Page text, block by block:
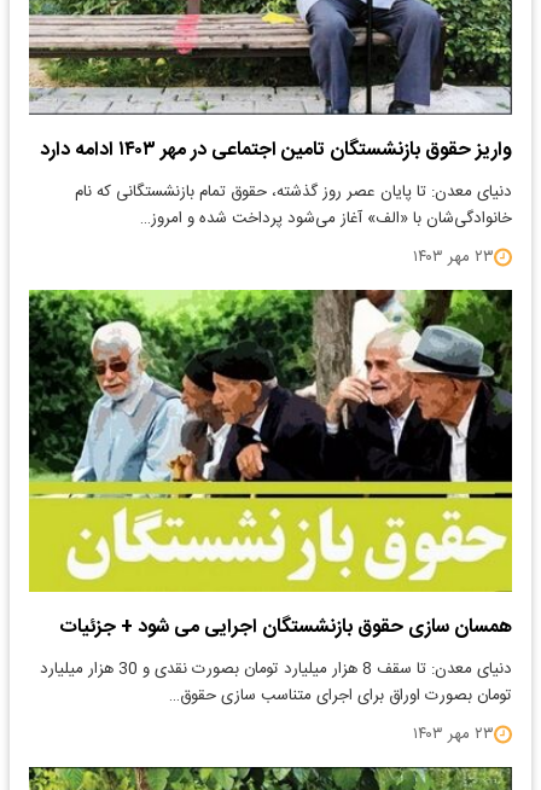
واریز حقوق بازنشستگان تامین اجتماعی در مهر ۱۴۰۳ ادامه دارد
دنیای معدن: تا پایان عصر روز گذشته، حقوق تمام بازنشستگانی که نام
خانوادگی‌شان با «الف» آغاز می‌شود پرداخت شده و امروز…
۲۳ مهر ۱۴۰۳
همسان سازی حقوق بازنشستگان اجرایی می شود + جزئیات
دنیای معدن: تا سقف 8 هزار میلیارد تومان بصورت نقدی و 30 هزار میلیارد
تومان بصورت اوراق برای اجرای متناسب سازی حقوق…
۲۳ مهر ۱۴۰۳